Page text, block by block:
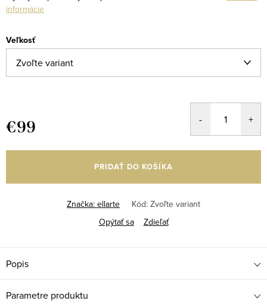
informácie
Veľkosť
€99
cena:
PRIDAŤ DO KOŠÍKA
Značka: ellarte Kód: Zvoľte variant
Opýtať sa
Zdieľať
Popis
Parametre produktu